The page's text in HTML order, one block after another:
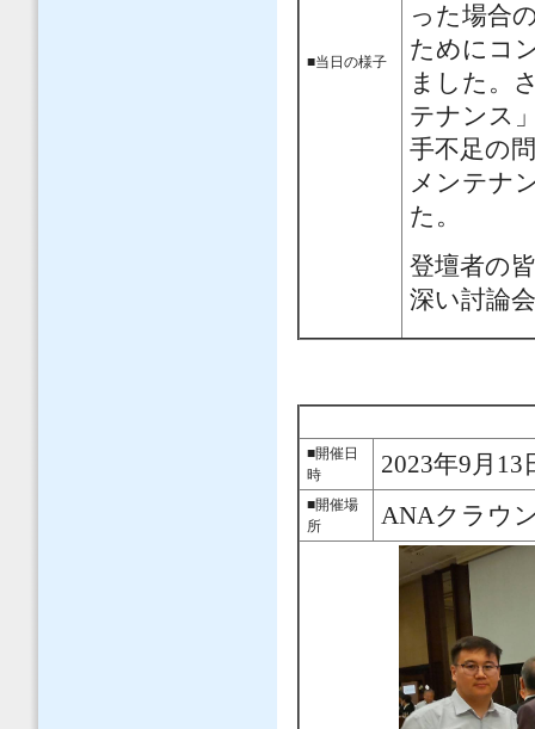
■当日の様子
った場合
ためにコ
ました。
テナンス
手不足の
メンテナ
た。
登壇者の
深い討論
■開催日
時
2023年9月13
■開催場
所
ANAクラウ